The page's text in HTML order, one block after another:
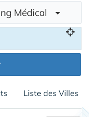
Médical
Liste des Villes